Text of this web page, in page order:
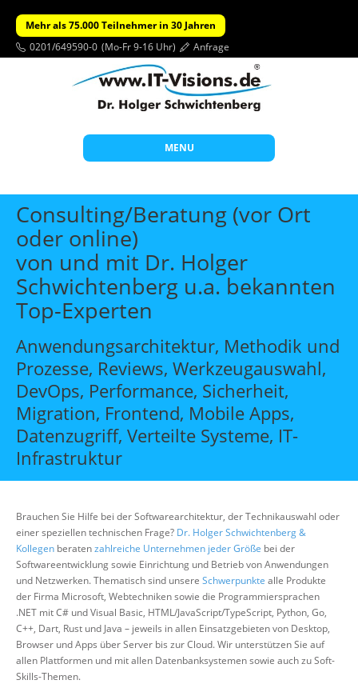
Mehr als 75.000 Teilnehmer in 30 Jahren
0201/649590-0 (Mo-Fr 9-16 Uhr) Anfrage
MENU
Start
Themen
Beratung
Individuelle Schulungen
Offene Seminare
Wissen
Über uns
Suche
Consulting/Beratung (vor Ort
oder online)
von und mit Dr. Holger
Schwichtenberg u.a. bekannten
Top-Experten
Anwendungsarchitektur, Methodik und
Prozesse, Reviews, Werkzeugauswahl,
DevOps, Performance, Sicherheit,
Migration, Frontend, Mobile Apps,
Datenzugriff, Verteilte Systeme, IT-
Infrastruktur
Brauchen Sie Hilfe bei der Softwarearchitektur, der Technikauswahl oder
einer speziellen technischen Frage? Dr. Holger Schwichtenberg &
Kollegen beratenzahlreiche Unternehmen jeder Größe bei der
Softwareentwicklung sowie Einrichtung und Betrieb von Anwendungen
und Netzwerken. Thematisch sind unsere Schwerpunkte alle Produkte
der Firma Microsoft, Webtechniken sowie die Programmiersprachen
.NET mit C# und Visual Basic, HTML/JavaScript/TypeScript, Python, Go,
C++, Dart, Rust und Java – jeweils in allen Einsatzgebieten von Desktop,
Browser und Apps über Server bis zur Cloud. Wir unterstützen Sie auf
allen Plattformen und mit allen Datenbanksystemen sowie auch zu Soft-
Skills-Themen.